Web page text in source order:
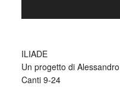
ILIADE
Un progetto di
Canti 9-24